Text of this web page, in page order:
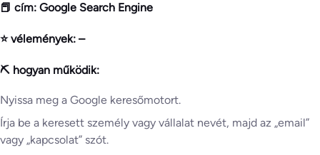
📕 cím: Google Search Engine
⭐ vélemények: –
⛏️ hogyan működik:
Nyissa meg a Google keresőmotort.
Írja be a keresett személy vagy vállalat nevét, majd az „email”
vagy „kapcsolat” szót.